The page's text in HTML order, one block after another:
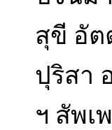
สุขี อัต
ปุริสา
ฯ สัพเ